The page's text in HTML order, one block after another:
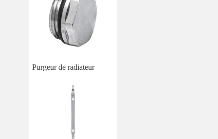
Purgeur de radiateur